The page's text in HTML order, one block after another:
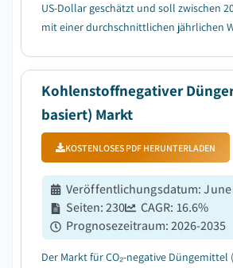
US-Dollar geschätzt und soll zwischen
mit einer durchschnittlichen jährlichen
Marktwachstum antreibt....
Kohlenstoffnegativer
basiert) Markt
KOSTENLOSES PDF HERUNTERLADEN
Veröffentlichungsdatum:June
Seiten:230 CAGR: 16.6%
Prognosezeitraum:2026-2035
Der Markt für CO₂-negative Düngemittel